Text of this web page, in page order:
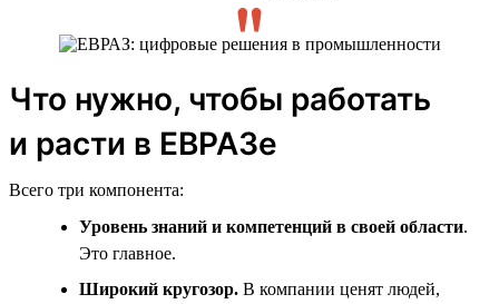
Что нужно, чтобы работать
и расти в ЕВРАЗе
Всего три компонента:
Уровень знаний и компетенций в своей области.
Это главное.
Широкий кругозор. В компании ценят людей,